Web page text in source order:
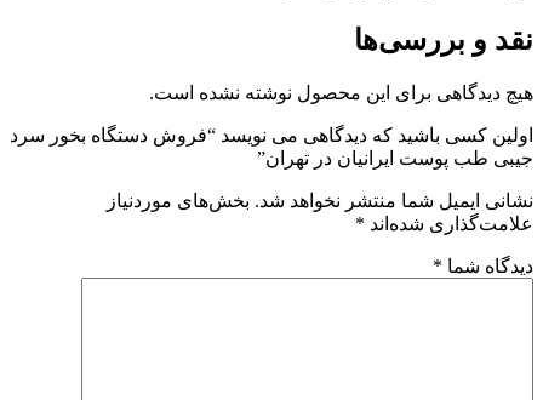
نقد و بررسی‌ها
هیچ دیدگاهی برای این محصول نوشته نشده است.
اولین کسی باشید که دیدگاهی می نویسد “فروش دستگاه بخور سرد
جیبی طب پوست ایرانیان در تهران”
نشانی ایمیل شما منتشر نخواهد شد. بخش‌های موردنیاز
علامت‌گذاری شده‌اند *
دیدگاه شما *